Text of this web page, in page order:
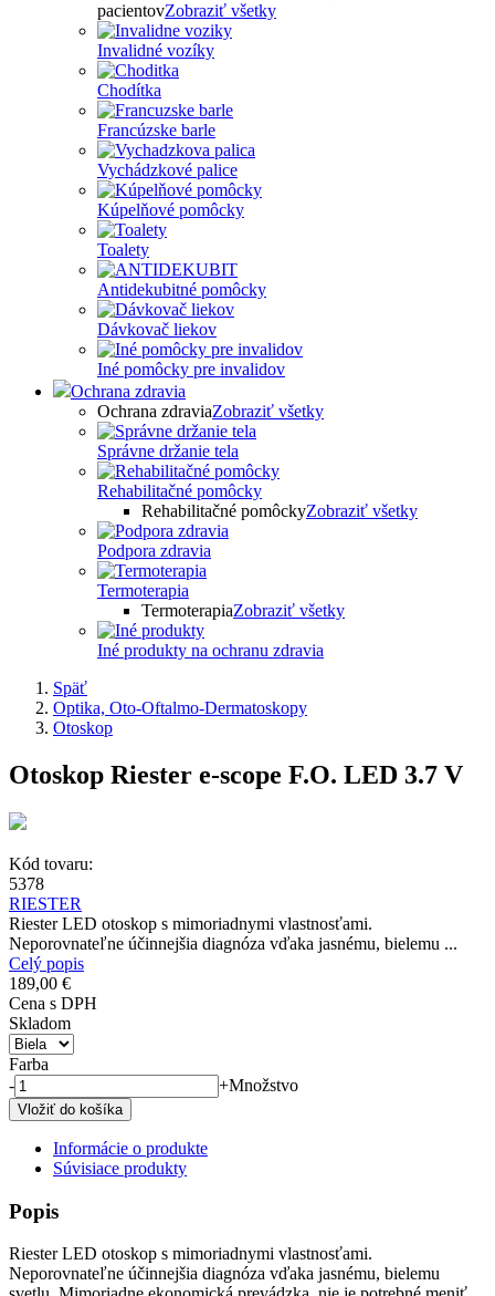
pacientovZobraziť všetky
Invalidné vozíky
Chodítka
Francúzske barle
Vychádzkové palice
Kúpelňové pomôcky
Toalety
Antidekubitné pomôcky
Dávkovač liekov
Iné pomôcky pre invalidov
Ochrana zdravia
Ochrana zdraviaZobraziť všetky
Správne držanie tela
Rehabilitačné pomôcky
Rehabilitačné pomôckyZobraziť všetky
Podpora zdravia
Termoterapia
TermoterapiaZobraziť všetky
Iné produkty na ochranu zdravia
Späť
Optika, Oto-Oftalmo-Dermatoskopy
Otoskop
Otoskop Riester e-scope F.O. LED 3.7 V
Kód tovaru:
5378
RIESTER
Riester LED otoskop s mimoriadnymi vlastnosťami.
Neporovnateľne účinnejšia diagnóza vďaka jasnému, bielemu ...
Celý popis
189,00 €
Cena s DPH
Skladom
Farba
-
+Množstvo
Informácie o produkte
Súvisiace produkty
Popis
Riester LED otoskop s mimoriadnymi vlastnosťami.
Neporovnateľne účinnejšia diagnóza vďaka jasnému, bielemu